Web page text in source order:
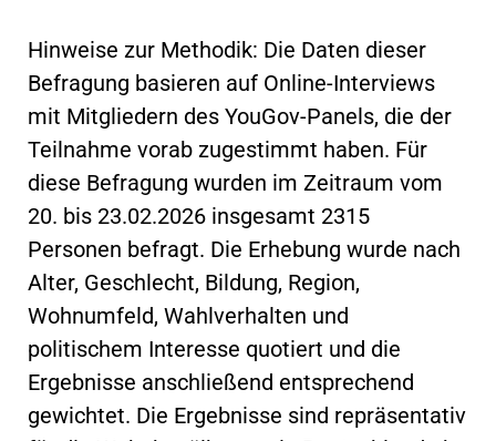
Hinweise zur Methodik: Die Daten dieser
Befragung basieren auf Online-Interviews
mit Mitgliedern des YouGov-Panels, die der
Teilnahme vorab zugestimmt haben. Für
diese Befragung wurden im Zeitraum vom
20. bis 23.02.2026 insgesamt 2315
Personen befragt. Die Erhebung wurde nach
Alter, Geschlecht, Bildung, Region,
Wohnumfeld, Wahlverhalten und
politischem Interesse quotiert und die
Ergebnisse anschließend entsprechend
gewichtet. Die Ergebnisse sind repräsentativ